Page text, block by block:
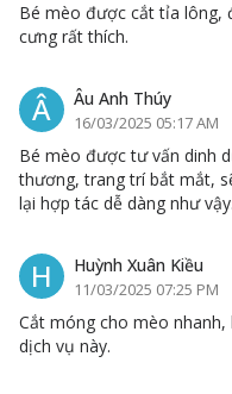
Bé mèo được cắt tỉa lông,
cưng rất thích.
Â Âu Anh Thúy
16/03/2025 05:17 AM
Bé mèo được tư vấn dinh
thương, trang trí bắt mắt,
lại hợp tác dễ dàng như vậy.
H Huỳnh Xuân Kiều
11/03/2025 07:25 PM
Cắt móng cho mèo
dịch vụ này.